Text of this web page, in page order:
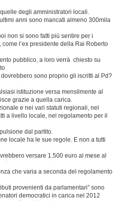
degli amministratori locali.
anni sono mancati almeno 300mila
non si sono fatti più sentire per i
l’ex presidente della Rai Roberto
pubblico, a loro verrà chiesto su
sono proprio gli iscritti al Pd?
istituzione versa mensilmente al
grazie a quella carica.
e nei vari statuti regionali, nel
a livello locale, nel regolamento per il
dal partito.
locale ha le sue regole. E non a tutti
versare 1.500 euro al mese al
che varia a seconda del regolamento
provenienti da parlamentari” sono
democratici in carica nel 2012